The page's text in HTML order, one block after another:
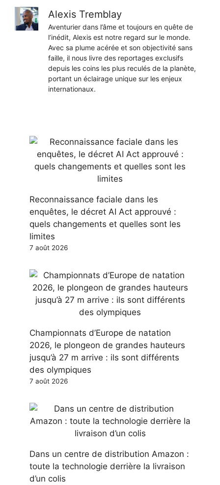
Alexis Tremblay
Aventurier dans l’âme et toujours en quête de
l’inédit, Alexis est notre regard sur le monde.
Avec sa plume acérée et son objectivité sans
faille, il nous livre des reportages exclusifs
depuis les coins les plus reculés de la planète,
portant un éclairage unique sur les enjeux
internationaux.
Reconnaissance faciale dans les
enquêtes, le décret AI Act approuvé :
quels changements et quelles sont les
limites
7 août 2026
Championnats d’Europe de natation
2026, le plongeon de grandes hauteurs
jusqu’à 27 m arrive : ils sont différents
des olympiques
7 août 2026
Dans un centre de distribution Amazon :
toute la technologie derrière la livraison
d’un colis